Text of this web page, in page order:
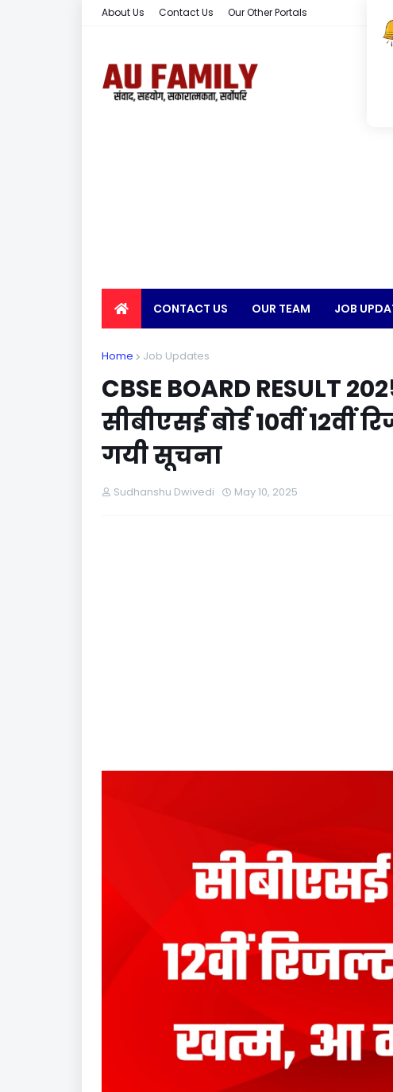
About Us Contact Us Our Other Portals
CONTACT US OUR TEAM JOB
EARN MONEY
Home Job Updates
CBSE BOARD RESULT
सीबीएसई बोर्ड 10वीं
गयी सूचना
Sudhanshu Dwivedi May 10, 2025